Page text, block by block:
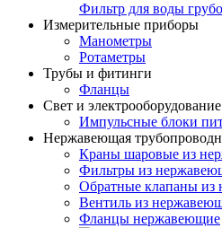
Фильтр для воды
Измерительные приборы
Манометры
Ротаметры
Трубы и фитинги
Фланцы
Свет и электрооборудование
Импульсные блоки
Нержавеющая
Краны шаровые из
Фильтры из
Обратные клапаны из
Вентиль из
Фланцы нержавеющие